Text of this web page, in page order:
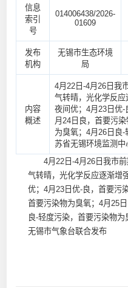
信息
索引
号
014006438/2026-
01609
发布
机构
无锡市生态环境
局
内容
概述
4月22日-4月26日我
气转晴，光化学反应
夜间优；4月23日优
月24日良，首要污
为臭氧；4月26日良
苏省无锡环境监测
4月22日-4月26日我市前
气转晴，光化学反应逐渐增
优；4月23日优-良，首要污
首要污染物为臭氧；4月25
良-轻度污染，首要污染物为
无锡市气象台联合发布